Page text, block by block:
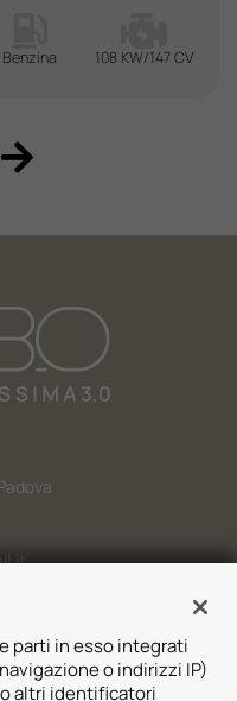
Benzina 108 KW/147 CV
parti in esso integrati
o indirizzi IP)
altri identificatori